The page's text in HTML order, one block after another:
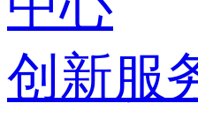
创新服